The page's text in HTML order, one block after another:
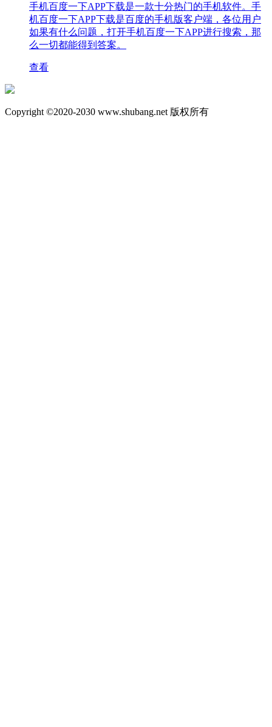
手机百度一下APP下载是一款十分热门的手机软件。手
机百度一下APP下载是百度的手机版客户端，各位用户
如果有什么问题，打开手机百度一下APP进行搜索，那
么一切都能得到答案。
查看
Copyright ©2020-2030 www.shubang.net 版权所有